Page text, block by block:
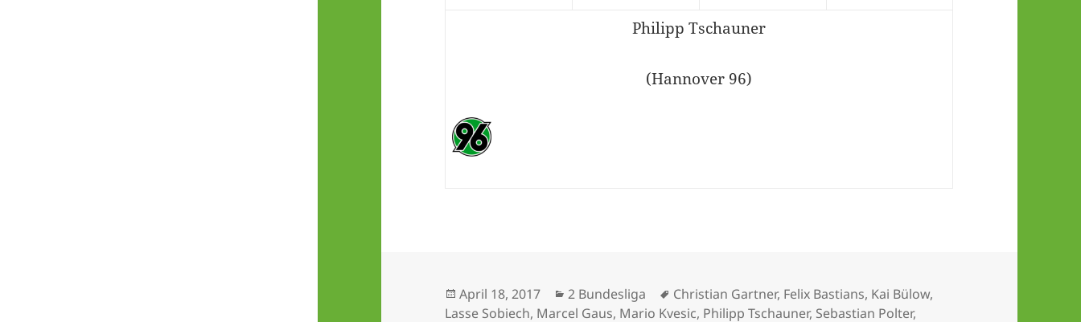
Philipp Tschauner
(Hannover 96)
Veröffentlicht
am
April 18, 2017 Kategorien
2 Bundesliga Schlagwörter
Christian Gartner, Felix Bastians, Kai Bülow,
Lasse Sobiech, Marcel Gaus, Mario Kvesic, Philipp Tschauner, Sebastian Polter,